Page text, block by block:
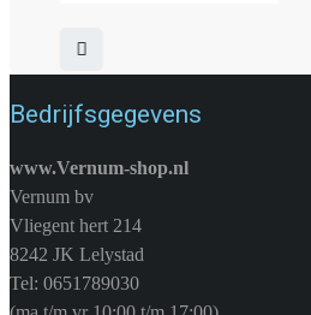
Bedrijfsgegevens
www.Vernum-shop.nl
Vernum bv
Vliegent hert 214
8242 JK Lelystad
Tel: 0651789030